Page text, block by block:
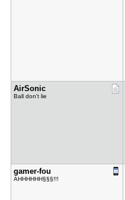
AirSonic
Ball don't lie
gamer-fou
AHHHHHH§§§!!!